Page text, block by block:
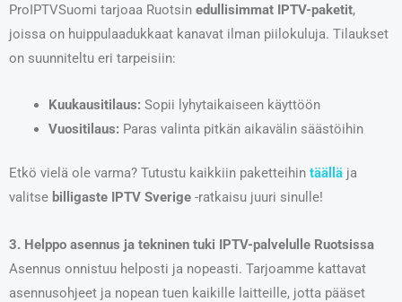
ProIPTVSuomi tarjoaa Ruotsin edullisimmat IPTV-paketit,
joissa on huippulaadukkaat kanavat ilman piilokuluja. Tilaukset
on suunniteltu eri tarpeisiin:
Kuukausitilaus: Sopii lyhytaikaiseen käyttöön
Vuositilaus: Paras valinta pitkän aikavälin säästöihin
Etkö vielä ole varma? Tutustu kaikkiin paketteihin täällä ja
valitse billigaste IPTV Sverige -ratkaisu juuri sinulle!
3. Helppo asennus ja tekninen tuki IPTV-palvelulle Ruotsissa
Asennus onnistuu helposti ja nopeasti. Tarjoamme kattavat
asennusohjeet ja nopean tuen kaikille laitteille, jotta pääset